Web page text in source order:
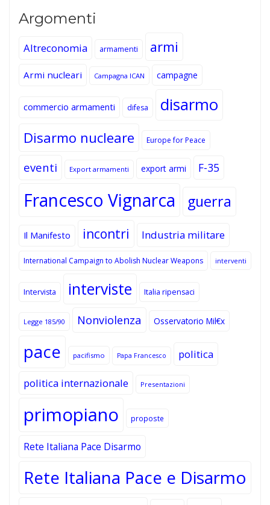
Argomenti
Altreconomia armamenti armi
Armi nucleari Campagna ICAN campagne
commercio armamenti difesa disarmo
Disarmo nucleare Europe for Peace
eventi Export armamenti export armi F-35
Francesco Vignarca guerra
Il Manifesto incontri Industria militare
International Campaign to Abolish Nuclear Weapons interventi
Intervista interviste Italia ripensaci
Legge 185/90 Nonviolenza Osservatorio Mil€x
pace pacifismo Papa Francesco politica
politica internazionale Presentazioni
primopiano proposte
Rete Italiana Pace Disarmo
Rete Italiana Pace e Disarmo